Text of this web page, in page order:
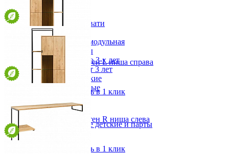
Детская
Двухъярусные кровати
Декор в детскую
Детская Вилия-М модульная
Детские гарнитуры
Детские кровати до 3-х лет
Детские кровати от 3 лет
Комоды классические
Комоды пеленальные
Полки детские
Столы письменные детские и парты
Тумбы для детей
Шкаф навесной Манхэттен L ниша справа
от 114 952 ₽
70х172,8х40 см
Быстро купить в 1 клик
Шкаф навесной Манхэттен R ниша слева
от 114 952 ₽
70х172,8х40 см
Быстро купить в 1 клик